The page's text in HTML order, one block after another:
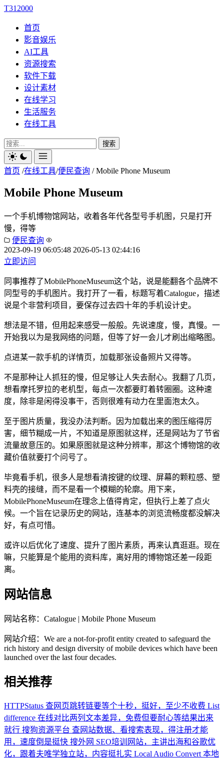
T312000
首页
影音娱乐
AI工具
资源搜索
软件下载
设计素材
在线学习
生活服务
在线工具
搜索
首页 /在线工具/便民查询 / Mobile Phone Museum
Mobile Phone Museum
一个手机博物馆网站，收着各年代各型号手机图，只是打开
慢，得等
便民查询
2023-09-19 06:05:48 2026-05-13 02:44:16
立即访问
同事推荐了MobilePhoneMuseum这个站，说是能翻各个品牌不
同型号的手机图片。我打开了一看，标题写着Catalogue，描述
说是个非营利项目，要保存过去四十年的手机设计史。
想法是不错，但用起来感受一般般。先说速度，慢，真慢。一
开始我以为是我网络的问题，但等了好一会儿才刷出缩略图。
点进某一款手机的详情页，加载那张设备照片又得等。
不是那种让人抓狂的慢，但足够让人失去耐心。我翻了几页，
想看摩托罗拉的老机型，每点一次都要盯着转圈圈。这种速
度，除非是闲得没事干，否则很难有动力在里面泡太久。
至于图片质量，我没办法判断。因为加载出来的图压缩得厉
害，细节糊成一片，不知道是原图就这样，还是网站为了节省
流量故意压的。如果原图就是这种分辨率，那这个博物馆的收
藏价值就要打个问号了。
毕竟看手机，很多人是想看清按键的纹理、屏幕的颗粒感、塑
料壳的接缝，而不是看一个模糊的轮廓。用下来，
MobilePhoneMuseum在理念上值得肯定，但执行上差了点火
候。一个旨在记录历史的网站，连基本的浏览流畅度都没解决
好，有点可惜。
或许以后优化了速度、提升了图片素质，再来认真逛逛。现在
嘛，只能算是个能用的资料库，离好用的博物馆还差一段距
离。
网站信息
网站名称： Catalogue | Mobile Phone Museum
网站介绍： We are a not-for-profit entity created to safeguard the
rich history and design diversity of mobile devices which have been
launched over the last four decades.
相关推荐
HTTPStatus 查网页跳转链要等个十秒，挺好，至少不收费 List
difference 在线对比两列文本差异，免费但要耐心等结果出来
就行 搜狗资源平台 查网站数据、看搜索表现，得注册才能
用，速度倒是挺快 搜外网 SEO培训网站，主讲出海和谷歌优
化，跟着夫唯学独立站，内容挺扎实 Local Audio Convert 本地